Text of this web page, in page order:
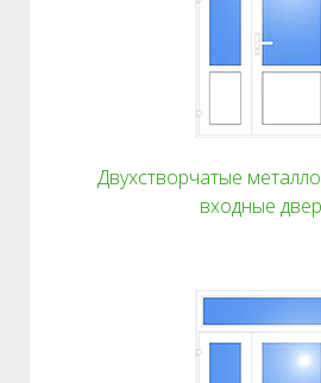
Двухстворчатые
входные